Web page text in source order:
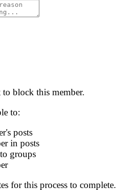
block this member.
to:
posts
in posts
groups
for this process to complete.